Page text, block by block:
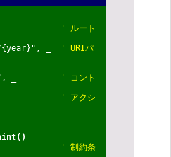
_
' ルート
{year}", _
' URIパ
_
' コント
_
' アクシ
' 制約条